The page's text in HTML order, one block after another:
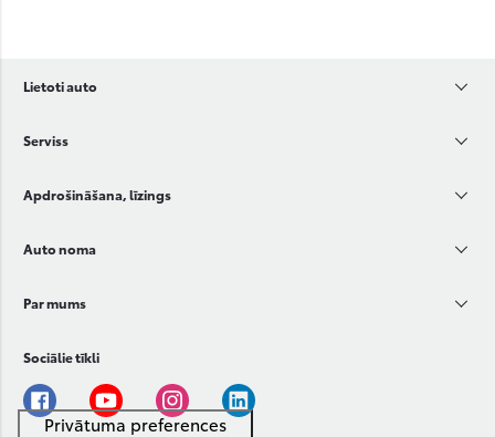
Lietoti auto
Serviss
Apdrošināšana, līzings
Auto noma
Par mums
Sociālie tīkli
Facebook
YoutubeInstagram